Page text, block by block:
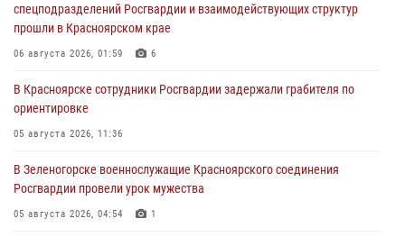
спецподразделений Росгвардии и взаимодействующих структур
прошли в Красноярском крае
06 августа 2026, 01:59 6
В Красноярске сотрудники Росгвардии задержали грабителя по
ориентировке
05 августа 2026, 11:36
В Зеленогорске военнослужащие Красноярского соединения
Росгвардии провели урок мужества
05 августа 2026, 04:54 1